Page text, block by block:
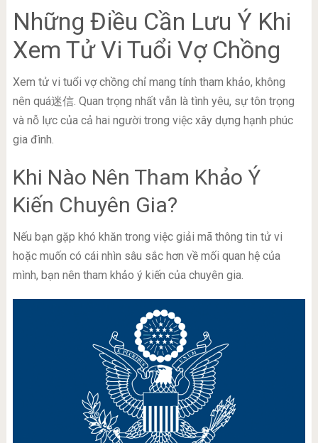
Những Điều Cần Lưu Ý Khi
Xem Tử Vi Tuổi Vợ Chồng
Xem tử vi tuổi vợ chồng chỉ mang tính tham khảo, không
nên quá迷信. Quan trọng nhất vẫn là tình yêu, sự tôn trọng
và nỗ lực của cả hai người trong việc xây dựng hạnh phúc
gia đình.
Khi Nào Nên Tham Khảo Ý
Kiến Chuyên Gia?
Nếu bạn gặp khó khăn trong việc giải mã thông tin tử vi
hoặc muốn có cái nhìn sâu sắc hơn về mối quan hệ của
mình, bạn nên tham khảo ý kiến của chuyên gia.